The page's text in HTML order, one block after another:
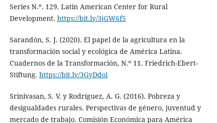
Series N.º. 129. Latin American Center for Rural
Development. https://bit.ly/3jGW6f5
Sarandón, S. J. (2020). El papel de la agricultura en la
transformación social y ecológica de América Latina.
Cuadernos de la Transformación, N.º 11. Friedrich-Ebert-
Stiftung. https://bit.ly/3GyDdoi
Srinivasan, S. V. y Rodríguez, A. G. (2016). Pobreza y
desigualdades rurales. Perspectivas de género, juventud y
mercado de trabajo. Comisión Económica para América